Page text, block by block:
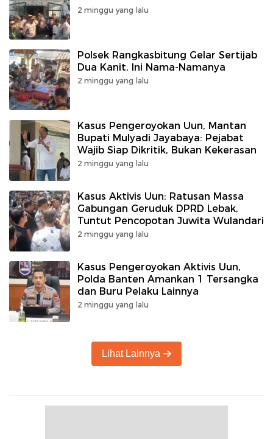
2 minggu yang lalu
Polsek Rangkasbitung Gelar Sertijab
Dua Kanit, Ini Nama-Namanya
2 minggu yang lalu
Kasus Pengeroyokan Uun, Mantan
Bupati Mulyadi Jayabaya: Pejabat
Wajib Siap Dikritik, Bukan Kekerasan
2 minggu yang lalu
Kasus Aktivis Uun: Ratusan Massa
Gabungan Geruduk DPRD Lebak,
Tuntut Pencopotan Juwita Wulandari
2 minggu yang lalu
Kasus Pengeroyokan Aktivis Uun,
Polda Banten Amankan 1 Tersangka
dan Buru Pelaku Lainnya
2 minggu yang lalu
Lihat Lainnya